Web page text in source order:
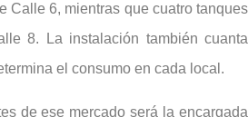
Calle 6, mientras que cuatro tanques
8. La instalación también cuanta
el consumo en cada local.
de ese mercado será la encargada